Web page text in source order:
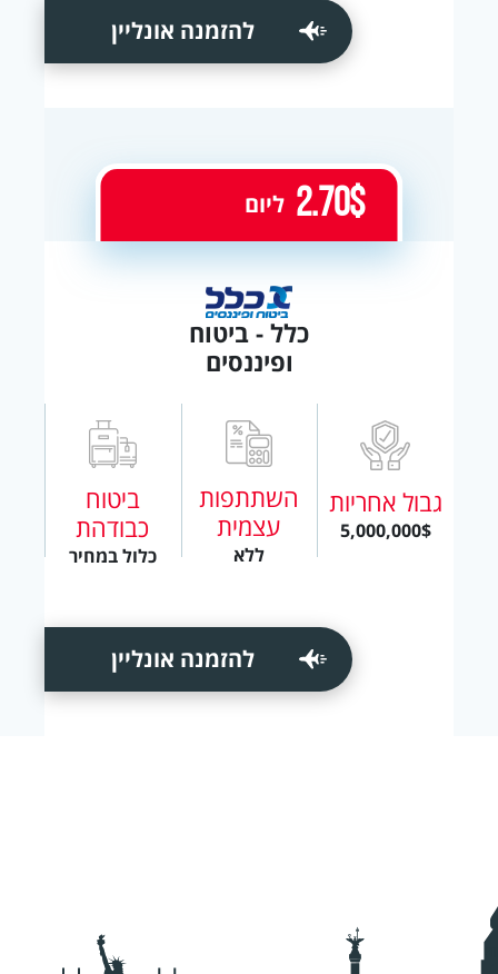
להזמנה אונליין
כלל - ביטוח
ופיננסים
גבול אחריות
5,000,000$
השתתפות
עצמית
ללא
ביטוח
כבודהת
כלול במחיר
2.70$ ליום
להזמנה אונליין